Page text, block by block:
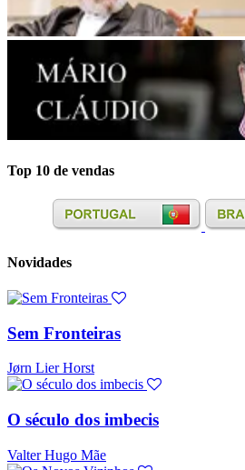
Top 10 de vendas
Novidades
Sem Fronteiras
Jørn Lier Horst
O século dos imbecis
Valter Hugo Mãe